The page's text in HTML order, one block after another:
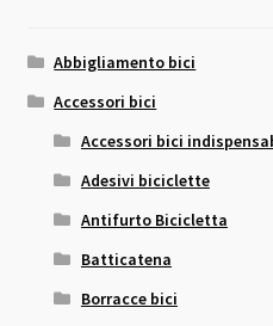
Abbigliamento bici
Accessori bici
Accessori bici
Adesivi biciclette
Antifurto Bicicletta
Batticatena
Borracce bici